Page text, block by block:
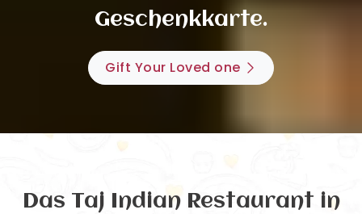
Geschenkkarte.
Gift Your Loved one
Das Taj Indian Restaurant in